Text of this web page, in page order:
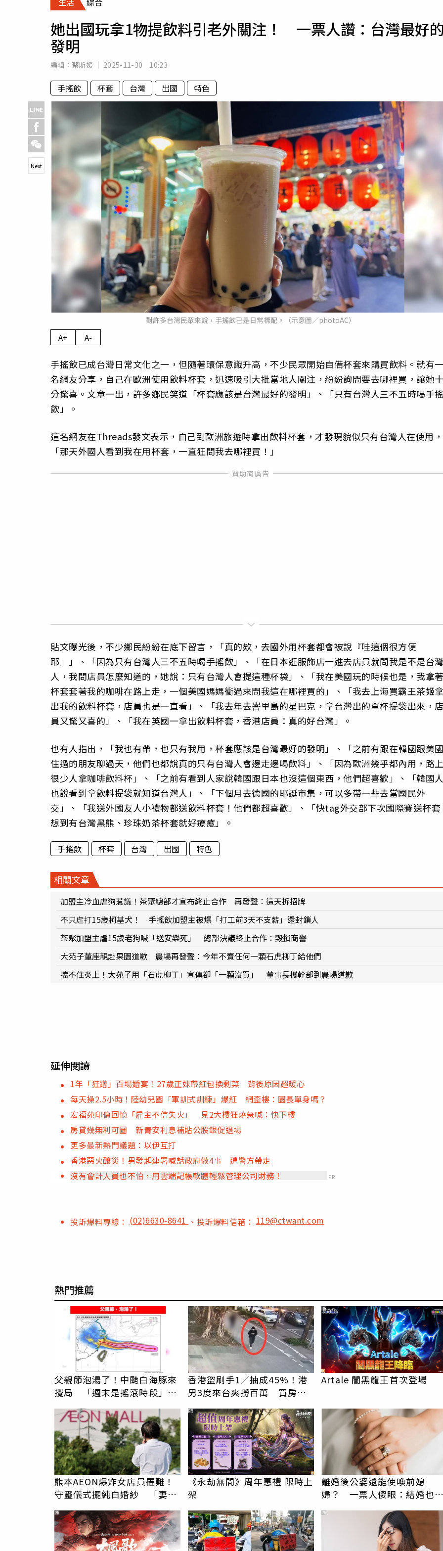
專欄
運勢
她出國玩拿1物提飲料引老外關注！ 一票人讚：台灣最好
發明
編輯： 蔡斯媛 2025-11-30 10:23
手搖飲 杯套 台灣 出國 特色
對許多台灣民眾來說，手搖飲已是日常標配。（示意圖／photoAC）
Next
A+ A-
手搖飲已成台灣日常文化之一，但隨著環保意識升高，不少民眾開始自備杯套來購買飲料。就有
名網友分享，自己在歐洲使用飲料杯套，迅速吸引大批當地人關注，紛紛詢問要去哪裡買，讓她
分驚喜。文章一出，許多鄉民笑道「杯套應該是台灣最好的發明」、「只有台灣人三不五時喝手
飲」。
這名網友在Threads發文表示，自己到歐洲旅遊時拿出飲料杯套，才發現貌似只有台灣人在使用，
「那天外國人看到我在用杯套，一直狂問我去哪裡買！」
貼文曝光後，不少鄉民紛紛在底下留言，「真的欸，去國外用杯套都會被說『哇這個很方便
耶』」、「因為只有台灣人三不五時喝手搖飲」、「在日本逛服飾店一進去店員就問我是不是台
人，我問店員怎麼知道的，她說：只有台灣人會提這種杯袋」、「我在美國玩的時候也是，我拿
杯套套著我的咖啡在路上走，一個美國媽媽衝過來問我這在哪裡買的」、「我去上海買霸王茶姬
出我的飲料杯套，店員也是一直看」、「我去年去峇里島的星巴克，拿台灣出的單杯提袋出來，
員又驚又喜的」、「我在英國一拿出飲料杯套，香港店員：真的好台灣」。
也有人指出，「我也有帶，也只有我用，杯套應該是台灣最好的發明」、「之前有跟在韓國跟美
住過的朋友聊過天，他們也都說真的只有台灣人會邊走邊喝飲料」、「因為歐洲幾乎都內用，路
很少人拿咖啡飲料杯」、「之前有看到人家說韓國跟日本也沒這個東西，他們超喜歡」、「韓國
也說看到拿飲料提袋就知道台灣人」、「下個月去德國的耶誕市集，可以多帶一些去當國民外
交」、「我送外國友人小禮物都送飲料杯套！他們都超喜歡」、「快tag外交部下次國際賽送杯套
想到有台灣黑熊、珍珠奶茶杯套就好療癒」。
手搖飲 杯套 台灣 出國 特色
相關文章
加盟主冷血虐狗惹議！茶聚總部才宣布終止合作 再發聲：這天拆招牌
不只虐打15歲柯基犬！ 手搖飲加盟主被爆「打工前3天不支薪」還封鎖人
茶聚加盟主虐15歲老狗喊「送安樂死」 總部決議終止合作：毀損商譽
大苑子董座親赴果園道歉 農場再發聲：今年不賣任何一顆石虎柳丁給他們
擋不住炎上！大苑子用「石虎柳丁」宣傳卻「一顆沒買」 董事長攜幹部到農場道歉
延伸閱讀
1年「狂蹭」百場婚宴！27歲正妹帶紅包換剩菜 背後原因超暖心
每天操2.5小時！陸幼兒園「軍訓式訓練」爆紅 網歪樓：園長單身嗎？
宏福苑印傭回憶「雇主不信失火」 見2大樓狂燒急喊：快下樓
房貸幾無利可圖 新青安利息補貼公股銀促退場
更多最新熱門議題：以伊互打
香港惡火釀災！男發起連署喊話政府做4事 遭警方帶走
沒有會計人員也不怕，用雲端記帳軟體輕鬆管理公司財務！
PR
投訴爆料專線： (02)6630-8641 、投訴爆料信箱：119@ctwant.com
熱門推薦
父親節泡湯了！中颱白海豚來
攪局 「週末是搖滾時段」全
香港盜刷手1／抽成45%！港
男3度來台爽撈百萬 買房下
Artale 闇黑龍王首次登場
PR
熊本AEON爆炸女店員罹難！
守靈儀式擺純白婚紗 「妻已
《永劫無間》周年惠禮 限時上
架
PR
離婚後公婆還能使喚前媳
婦？ 一票人傻眼：結婚也
PR PR